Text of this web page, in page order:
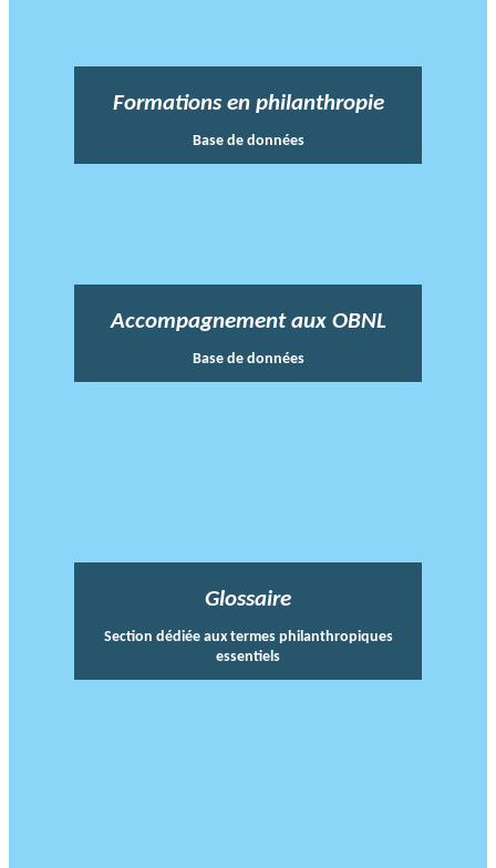
Formations en philanthropie
Base de données
Accompagnement aux OBNL
Base de données
Glossaire
Section dédiée aux termes philanthropiques
essentiels